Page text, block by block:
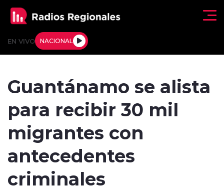
EN VIVO NACIONAL
Tendencias
Deportes
Internacional
Guantánamo se alista
para recibir 30 mil
migrantes con
antecedentes
criminales